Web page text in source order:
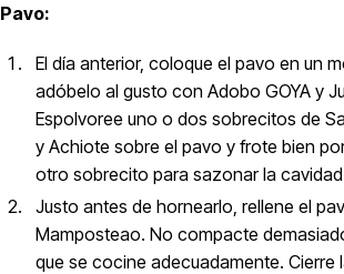
Pavo:
El día anterior, coloque el pavo en un
adóbelo al gusto con Adobo GOYA y
Espolvoree uno o dos sobrecitos de
y Achiote sobre el pavo y frote bien
otro sobrecito para sazonar la
Justo antes de hornearlo, rellene el
Mamposteao. No compacte
que se cocine adecuadamente. Cierre